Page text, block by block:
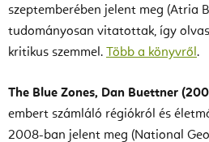
szeptemberében jelent meg (Atria
tudományosan vitatottak, így
kritikus szemmel. Több a könyvről.
The Blue Zones, Dan Buettner
embert számláló régiókról és
2008-ban jelent meg (National